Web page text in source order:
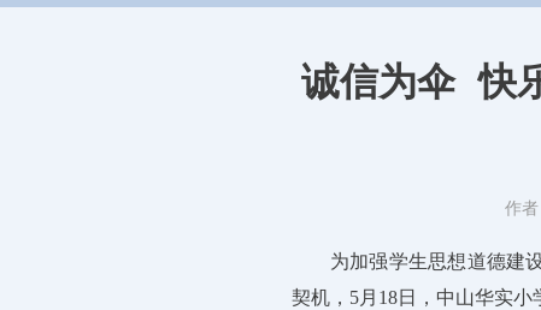
诚信为伞 快
作
为加强学生思想道德建
契机， 5月18日 ， 中山华实小